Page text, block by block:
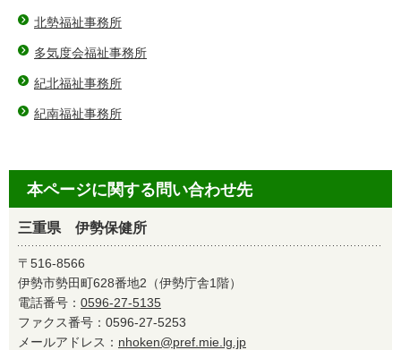
北勢福祉事務所
多気度会福祉事務所
紀北福祉事務所
紀南福祉事務所
本ページに関する問い合わせ先
三重県 伊勢保健所
〒516-8566
伊勢市勢田町628番地2（伊勢庁舎1階）
電話番号： 0596-27-5135
ファクス番号：0596-27-5253
メールアドレス： nhoken@pref.mie.lg.jp